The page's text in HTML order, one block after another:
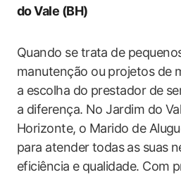
do ​Vale​ (BH)
Quando se trata de
manutenção ‍ou projetos de
a escolha do‍ prestador de
a diferença. No Jardim do
Horizonte, ‍o ‍Marido de
para atender todas ⁢as suas‍
eficiência e ​qualidade. Com